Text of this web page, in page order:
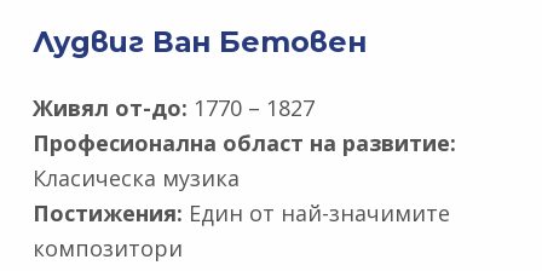
Лудвиг Ван Бетовен
Живял от-до: 1770 – 1827
Професионална област на развитие:
Класическа музика
Постижения: Един от най-значимите
композитори